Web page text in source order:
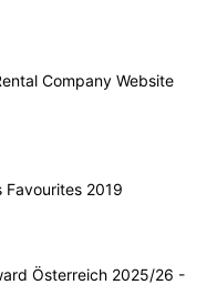
Company Website
Favourites 2019
Österreich 2025/26 -